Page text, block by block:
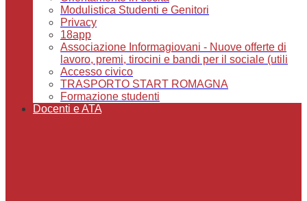
Modulistica Studenti e Genitori
Privacy
18app
Associazione Informagiovani - Nuove offerte di
lavoro, premi, tirocini e bandi per il sociale (utili
Accesso civico
TRASPORTO START ROMAGNA
Formazione studenti
Docenti e ATA